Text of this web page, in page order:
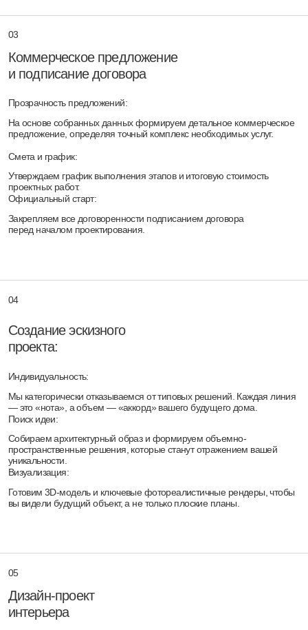
подробные ведомости с артикулами отделочных материалов для
Рабочий проект и
К работе подключается команда конструкторов и инженеров для
наружные сети).
Инженерная точность:
Архитектурная часть проекта органично соединяется с инженерными
системами и дизайном интерьера, создавая функциональное и
надёжное пространство.
Синхронизация:
Поддержка в тендере:
Стройка и авторский надзор
07
Мы остаёмся с вами до завершения всех
этапов и момента, когда в новой гостиной
впервые зажигают камин.
Выступаем в роли независимого эксперта: анализируем
компетенции и предложения строительных компаний на
тендере, помогая вам принять объективное решение.
Обеспечиваем строгий авторский надзор. Контролируем
безукоризненное воплощение проектной документации в жизнь и
профессионально реагируем на любые текущие ситуации на
Контроль реализации:
Комплектация и ввод в
эксплуатацию
08